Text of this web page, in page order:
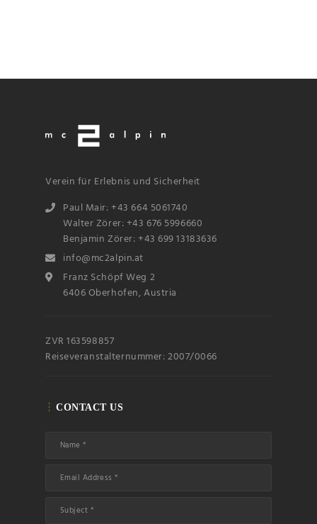
Verein für Erlebnis und Sicherheit
Paul Mair: +43 664 5061740
Walter Zörer: +43 676 5996660
Benjamin Zörer: +43 699 13183636
info@mc2alpin.at
Franz Schöpf Weg 2
6406 Oberhofen, Austria
ZVR 163598857
Reiseveranstalternummer: 2007/0066
CONTACT US
Name
Email
Subscribin
g I
accept the privacy